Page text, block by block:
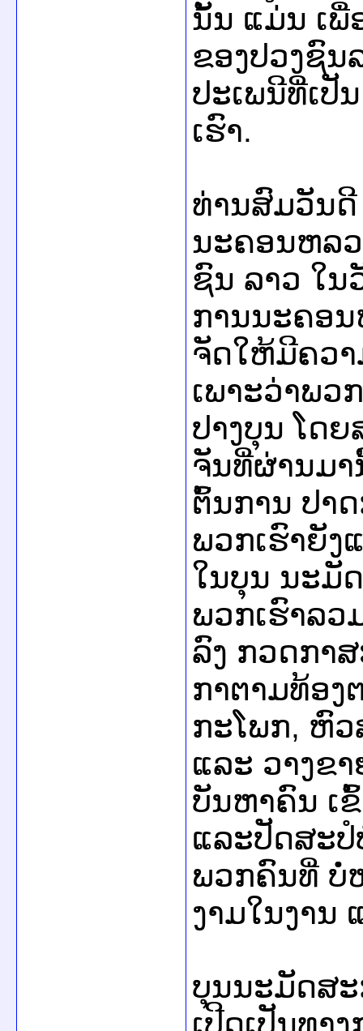
ນັ້ນ ແມ່ນ ເພື່
ຂອງປວງຊົນ
ປະເພນີທີ່ເປັ
ເຮົາ.
ທ່ານສົມວັນດີ
ນະຄອນຫລ
ຊົນ ລາວ ໃນ
ການນະຄອນ
ຈັດໃຫ້ມີຄວ
ເພາະວ່າພວ
ປາງບຸນ ໂດ
ຈັນທີ່ຜ່ານມ
ຕົ້ນການ ປາ
ພວກເຮົາຍັງ
ໃນບຸນ ນະມັ
ພວກເຮົາລວ
ລົງ ກວດກາ
ກາຕາມທ້ອງ
ກະໂພກ, ຫົວ
ແລະ ວາງຂ
ບັນຫາຄົນ ເ
ແລະປັດສະ
ພວກຄົນທີ່ ບໍ່
ງາມໃນງານ
ບຸນນະມັດສ
ເປີດເປັນທາ